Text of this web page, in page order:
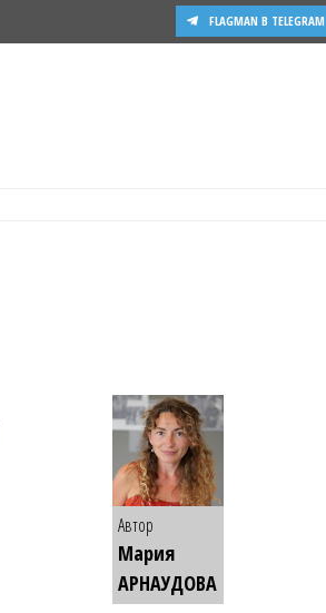
FLAGMAN В TELEGRAM
Автор
Мария
АРНАУДОВА